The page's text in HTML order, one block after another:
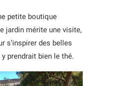
petite boutique
jardin mérite une visite,
s’inspirer des belles
prendrait bien le thé.